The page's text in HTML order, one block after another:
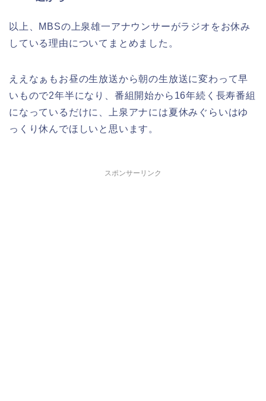
以上、MBSの上泉雄一アナウンサーがラジオをお休み
している理由についてまとめました。
ええなぁもお昼の生放送から朝の生放送に変わって早
いもので2年半になり、番組開始から16年続く長寿番組
になっているだけに、上泉アナには夏休みぐらいはゆ
っくり休んでほしいと思います。
スポンサーリンク